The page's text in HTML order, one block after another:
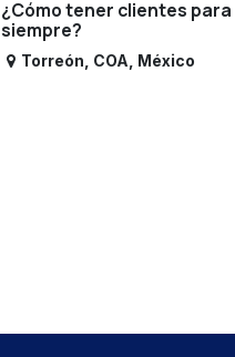
¿Cómo tener clientes para
siempre?
Torreón COA México